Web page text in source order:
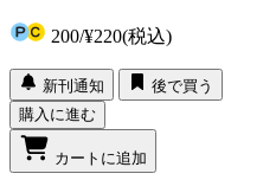
200/¥220(税込)
新刊通知
後で買う
購入に進む
カートに追加